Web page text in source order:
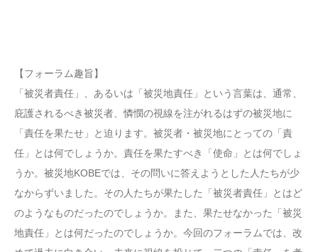
【フォーラム趣旨】
「被災者責任」、あるいは「被災地責任」という言葉は、通常、
庇護されるべき被災者、憐憫の視線を注がれるはずの被災地に
「責任を果たせ」と迫ります。被災者・被災地にとっての「責
任」とは何でしょうか。責任を果たすべき「使命」とは何でしょ
うか。被災地KOBEでは、その問いに答えようとした人たちが少
なからずいました。その人たちが果たした「被災者責任」とはど
のようなものだったのでしょうか。また、果たせなかった「被災
地責任」とは何だったのでしょうか。今回のフォーラムでは、改